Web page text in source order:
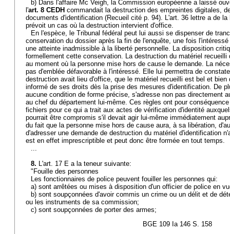
b) Dans l'affaire Mc Veigh, la Commission européenne a laissé
l'art. 8 CEDH commandait la destruction des empreintes digitales,
documents d'identification (Recueil cité p. 94). L'art. 36 lettre a de
prévoit un cas où la destruction intervient d'office.
En l'espèce, le Tribunal fédéral peut lui aussi se dispenser de
conservation du dossier après la fin de l'enquête, une fois
une atteinte inadmissible à la liberté personnelle. La disposition
formellement cette conservation. La destruction du matériel
au moment où la personne mise hors de cause le demande. La
pas d'emblée défavorable à l'intéressé. Elle lui permettra de
destruction avait lieu d'office, que le matériel recueilli est bel et
informé de ses droits dès la prise des mesures d'identification. De
aucune condition de forme précise, s'adresse non pas directement
au chef du département lui-même. Ces règles ont pour
fichiers pour ce qui a trait aux actes de vérification d'identité
pourrait être compromis s'il devait agir lui-même immédiatement
du fait que la personne mise hors de cause aura, à sa libération,
d'adresser une demande de destruction du matériel d'identification
est en effet imprescriptible et peut donc être formée en tout temps.
...
8. L'art. 17 E a la teneur suivante:
"Fouille des personnes
Les fonctionnaires de police peuvent fouiller les personnes qui:
a) sont arrêtées ou mises à disposition d'un officier de police en
b) sont soupçonnées d'avoir commis un crime ou un délit et de
ou les instruments de sa commission;
c) sont soupçonnées de porter des armes;
BGE 109 Ia 146 S. 158